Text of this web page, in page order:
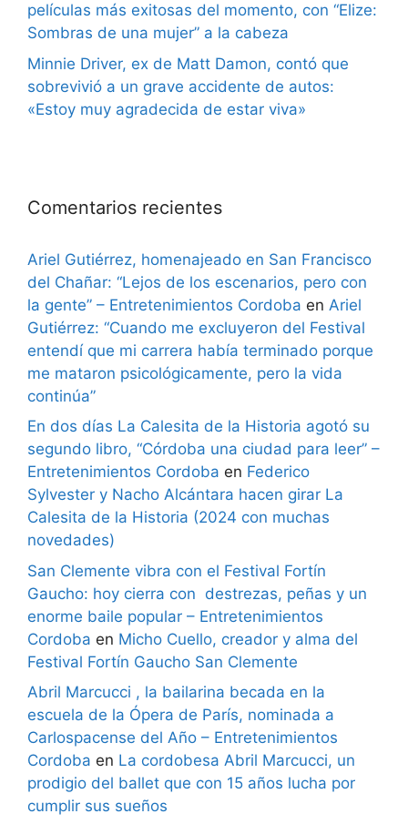
películas más exitosas del momento, con “Elize:
Sombras de una mujer” a la cabeza
Minnie Driver, ex de Matt Damon, contó que
sobrevivió a un grave accidente de autos:
«Estoy muy agradecida de estar viva»
Comentarios recientes
Ariel Gutiérrez, homenajeado en San Francisco
del Chañar: “Lejos de los escenarios, pero con
la gente” – Entretenimientos Cordoba en Ariel
Gutiérrez: “Cuando me excluyeron del Festival
entendí que mi carrera había terminado porque
me mataron psicológicamente, pero la vida
continúa”
En dos días La Calesita de la Historia agotó su
segundo libro, “Córdoba una ciudad para leer” –
Entretenimientos Cordoba en Federico
Sylvester y Nacho Alcántara hacen girar La
Calesita de la Historia (2024 con muchas
novedades)
San Clemente vibra con el Festival Fortín
Gaucho: hoy cierra con destrezas, peñas y un
enorme baile popular – Entretenimientos
Cordoba en Micho Cuello, creador y alma del
Festival Fortín Gaucho San Clemente
Abril Marcucci , la bailarina becada en la
escuela de la Ópera de París, nominada a
Carlospacense del Año – Entretenimientos
Cordoba en La cordobesa Abril Marcucci, un
prodigio del ballet que con 15 años lucha por
cumplir sus sueños